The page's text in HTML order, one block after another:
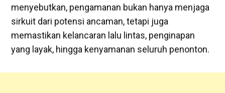
menyebutkan, pengamanan bukan hanya menjaga
sirkuit dari potensi ancaman, tetapi juga
memastikan kelancaran lalu lintas, penginapan
yang layak, hingga kenyamanan seluruh penonton.